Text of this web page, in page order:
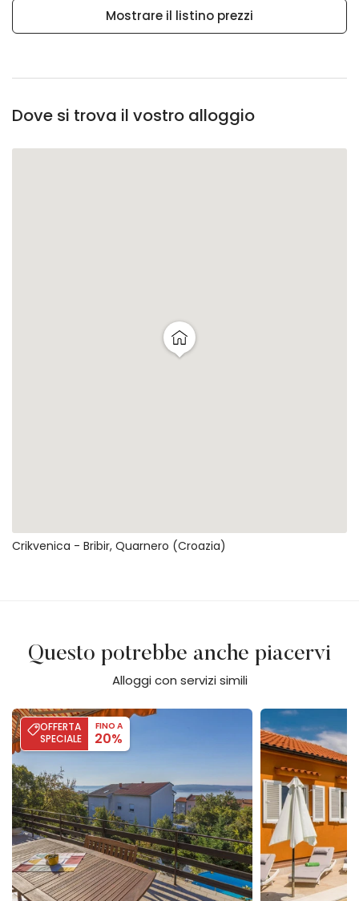
Mostrare il listino prezzi
Dove si trova il vostro alloggio
Crikvenica - Bribir, Quarnero (Croazia)
Questo potrebbe anche piacervi
Alloggi con servizi simili
OFFERTA
SPECIALE
FINO A
20%
Villa Dramalj Queen Villa Miholašćica